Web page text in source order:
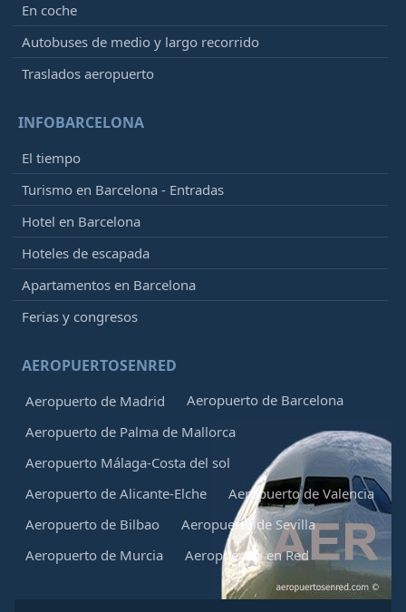
En coche
Autobuses de medio y largo recorrido
Traslados aeropuerto
INFOBARCELONA
El tiempo
Turismo en Barcelona - Entradas
Hotel en Barcelona
Hoteles de escapada
Apartamentos en Barcelona
Ferias y congresos
AEROPUERTOSENRED
Aeropuerto de Madrid
Aeropuerto de Barcelona
Aeropuerto de Palma de Mallorca
Aeropuerto Málaga-Costa del sol
Aeropuerto de Alicante-Elche
Aeropuerto de Valencia
Aeropuerto de Bilbao
Aeropuerto de Sevilla
Aeropuerto de Murcia
Aeropuertos en Red